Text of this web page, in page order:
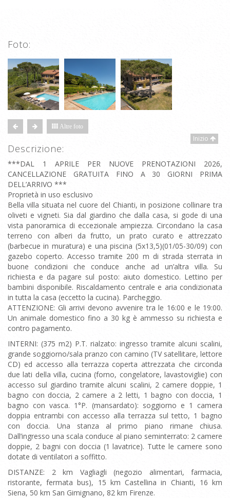
Foto:
Altre foto
Inizio
Descrizione:
***DAL 1 APRILE PER NUOVE PRENOTAZIONI 2026,
CANCELLAZIONE GRATUITA FINO A 30 GIORNI PRIMA
DELL’ARRIVO ***
Proprietà in uso esclusivo
Bella villa situata nel cuore del Chianti, in posizione collinare tra
oliveti e vigneti. Sia dal giardino che dalla casa, si gode di una
vista panoramica di eccezionale ampiezza. Circondano la casa
terreno con alberi da frutto, un prato curato e attrezzato
(barbecue in muratura) e una piscina (5x13,5)(01/05-30/09) con
gazebo coperto. Accesso tramite 200 m di strada sterrata in
buone condizioni che conduce anche ad un’altra villa. Su
richiesta e da pagare sul posto: aiuto domestico. Lettino per
bambini disponibile. Riscaldamento centrale e aria condizionata
in tutta la casa (eccetto la cucina). Parcheggio.
ATTENZIONE: Gli arrivi devono avvenire tra le 16:00 e le 19:00.
Un animale domestico fino a 30 kg è ammesso su richiesta e
contro pagamento.
INTERNI: (375 m2) P.T. rialzato: ingresso tramite alcuni scalini,
grande soggiorno/sala pranzo con camino (TV satellitare, lettore
CD) ed accesso alla terrazza coperta attrezzata che circonda
due lati della villa, cucina (forno, congelatore, lavastoviglie) con
accesso sul giardino tramite alcuni scalini, 2 camere doppie, 1
bagno con doccia, 2 camere a 2 letti, 1 bagno con doccia, 1
bagno con vasca. 1°P. (mansardato): soggiorno e 1 camera
doppia entrambi con accesso alla terrazza sul tetto, 1 bagno
con doccia. Una stanza al primo piano rimane chiusa.
Dall’ingresso una scala conduce al piano seminterrato: 2 camere
doppie, 2 bagni con doccia (1 lavatrice). Tutte le camere sono
dotate di ventilatori a soffitto.
DISTANZE: 2 km Vagliagli (negozio alimentari, farmacia,
ristorante, fermata bus), 15 km Castellina in Chianti, 16 km
Siena, 50 km San Gimignano, 82 km Firenze.